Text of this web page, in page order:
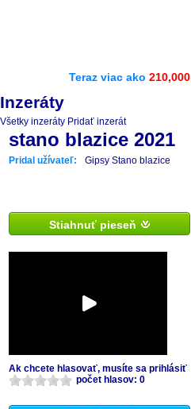
Teraz viac ako 210,000
Inzeráty
Všetky inzeráty Pridať inzerát
stano blazice 2021
Pridal užívateľ: Gipsy Stano blazice
Stiahnuť pieseň
Ak chcete hlasovať, musíte sa prihlásiť
počet hlasov: 0